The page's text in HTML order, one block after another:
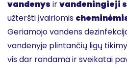
vandenys irvandeningieji
užteršti įvairiomis
Geriamojo vandens
vandenyje plintančių ligų
vis dar randama ir sveikatai